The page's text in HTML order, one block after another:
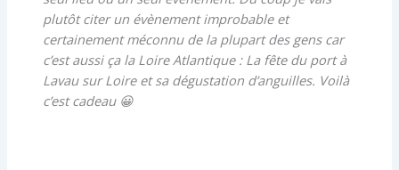
plutôt citer un évènement improbable et
certainement méconnu de la plupart des gens car
c’est aussi ça la Loire Atlantique : La fête du port à
Lavau sur Loire et sa dégustation d’anguilles. Voilà
c’est cadeau 😀